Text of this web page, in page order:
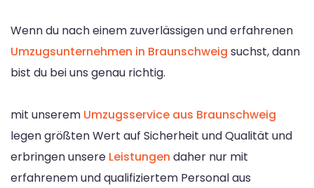
Wenn du nach einem zuverlässigen und erfahrenen
Umzugsunternehmen in Braunschweig suchst, dann
bist du bei uns genau richtig.
mit unserem Umzugsservice aus Braunschweig
legen größten Wert auf Sicherheit und Qualität und
erbringen unsere Leistungen daher nur mit
erfahrenem und qualifiziertem Personal aus